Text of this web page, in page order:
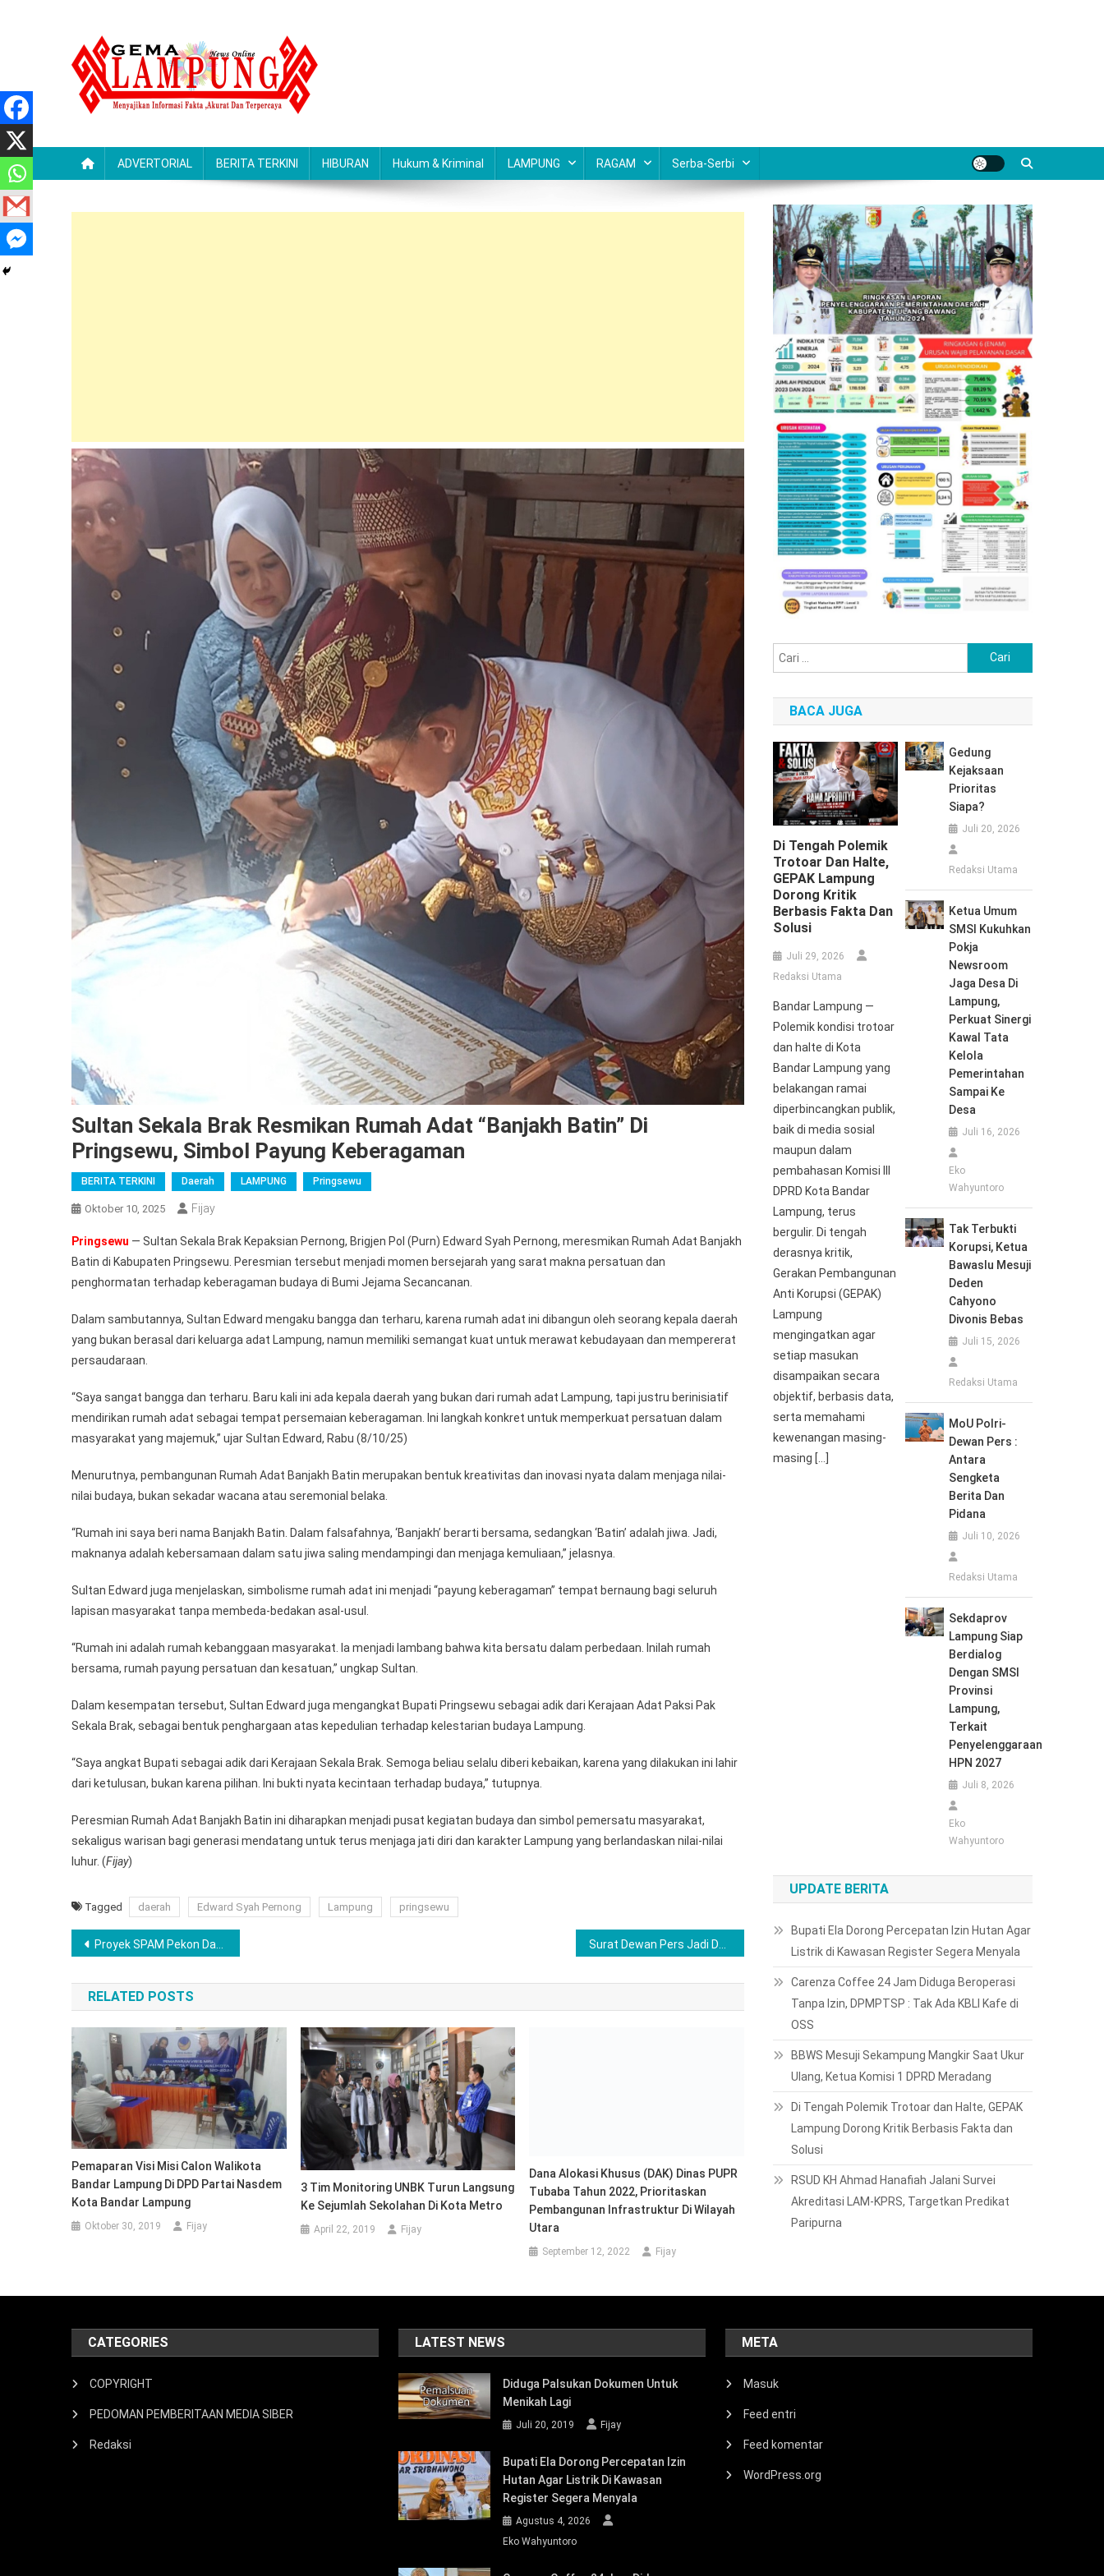
ADVERTORIAL BERITA TERKINI HIBURAN Hukum & Kriminal LAMPUNG RAGAM Serba-Serbi
Sultan Sekala Brak Resmikan Rumah Adat “Banjakh Batin” Di
Pringsewu, Simbol Payung Keberagaman
BERITA TERKINI Daerah LAMPUNG Pringsewu
Oktober 10, 2025 Fijay
Pringsewu — Sultan Sekala Brak Kepaksian Pernong, Brigjen Pol (Purn) Edward Syah Pernong, meresmikan Rumah Adat Banjakh
Batin di Kabupaten Pringsewu. Peresmian tersebut menjadi momen bersejarah yang sarat makna persatuan dan
penghormatan terhadap keberagaman budaya di Bumi Jejama Secancanan.
Dalam sambutannya, Sultan Edward mengaku bangga dan terharu, karena rumah adat ini dibangun oleh seorang kepala daerah
yang bukan berasal dari keluarga adat Lampung, namun memiliki semangat kuat untuk merawat kebudayaan dan mempererat
persaudaraan.
“Saya sangat bangga dan terharu. Baru kali ini ada kepala daerah yang bukan dari rumah adat Lampung, tapi justru berinisiatif
mendirikan rumah adat sebagai tempat persemaian keberagaman. Ini langkah konkret untuk memperkuat persatuan dalam
masyarakat yang majemuk,” ujar Sultan Edward, Rabu (8/10/25)
Menurutnya, pembangunan Rumah Adat Banjakh Batin merupakan bentuk kreativitas dan inovasi nyata dalam menjaga nilai-
nilai budaya, bukan sekadar wacana atau seremonial belaka.
“Rumah ini saya beri nama Banjakh Batin. Dalam falsafahnya, ‘Banjakh’ berarti bersama, sedangkan ‘Batin’ adalah jiwa. Jadi,
maknanya adalah kebersamaan dalam satu jiwa saling mendampingi dan menjaga kemuliaan,” jelasnya.
Sultan Edward juga menjelaskan, simbolisme rumah adat ini menjadi “payung keberagaman” tempat bernaung bagi seluruh
lapisan masyarakat tanpa membeda-bedakan asal-usul.
“Rumah ini adalah rumah kebanggaan masyarakat. Ia menjadi lambang bahwa kita bersatu dalam perbedaan. Inilah rumah
bersama, rumah payung persatuan dan kesatuan,” ungkap Sultan.
Dalam kesempatan tersebut, Sultan Edward juga mengangkat Bupati Pringsewu sebagai adik dari Kerajaan Adat Paksi Pak
Sekala Brak, sebagai bentuk penghargaan atas kepedulian terhadap kelestarian budaya Lampung.
“Saya angkat Bupati sebagai adik dari Kerajaan Sekala Brak. Semoga beliau selalu diberi kebaikan, karena yang dilakukan ini lahir
dari ketulusan, bukan karena pilihan. Ini bukti nyata kecintaan terhadap budaya,” tutupnya.
Peresmian Rumah Adat Banjakh Batin ini diharapkan menjadi pusat kegiatan budaya dan simbol pemersatu masyarakat,
sekaligus warisan bagi generasi mendatang untuk terus menjaga jati diri dan karakter Lampung yang berlandaskan nilai-nilai
luhur. (Fijay)
Tagged daerah Edward Syah Pernong Lampung pringsewu
Navigasi
pos
Proyek SPAM Pekon Datar Lebuay Disorot: Tak Transparan, Tak Libatkan Warga, dan Diduga Rugikan Negara
RELATED POSTS
Pemaparan Visi Misi Calon Walikota
Bandar Lampung Di DPD Partai Nasdem
Kota Bandar Lampung
Oktober 30, 2019 Fijay
3 Tim Monitoring UNBK Turun Langsung
Ke Sejumlah Sekolahan Di Kota Metro
April 22, 2019 Fijay
untuk:
BACA JUGA
Di Tengah Polemik
Trotoar Dan Halte,
GEPAK Lampung
Dorong Kritik
Berbasis Fakta Dan
Solusi
Juli 29, 2026
Redaksi Utama
Bandar Lampung —
Polemik kondisi trotoar
dan halte di Kota
Bandar Lampung yang
belakangan ramai
diperbincangkan publik,
baik di media sosial
maupun dalam
pembahasan Komisi III
DPRD Kota Bandar
Lampung, terus
bergulir. Di tengah
derasnya kritik,
Gerakan Pembangunan
Anti Korupsi (GEPAK)
Lampung
mengingatkan agar
setiap masukan
disampaikan secara
objektif, berbasis data,
serta memahami
kewenangan masing-
masing […]
Gedung
Kejaksaan
Prioritas
Siapa?
Juli 20, 2026
Redaksi Utama
Ketua Umum
SMSI Kukuhkan
Pokja
Newsroom
Jaga Desa Di
Lampung,
Perkuat Sinergi
Kawal Tata
Kelola
Pemerintahan
Sampai Ke
Desa
Juli 16, 2026
Eko
Wahyuntoro
Tak Terbukti
Korupsi, Ketua
Bawaslu Mesuji
Deden
Cahyono
Divonis Bebas
Juli 15, 2026
Redaksi Utama
MoU Polri-
Dewan Pers :
Antara
Sengketa
Berita Dan
Pidana
Juli 10, 2026
Redaksi Utama
Sekdaprov
Lampung Siap
Berdialog
Dengan SMSI
Provinsi
Lampung,
Terkait
Penyelenggaraan
HPN 2027
Juli 8, 2026
Eko
Wahyuntoro
UPDATE BERITA
Bupati Ela Dorong Percepatan Izin Hutan Agar
Listrik di Kawasan Register Segera Menyala
Carenza Coffee 24 Jam Diduga Beroperasi
Tanpa Izin, DPMPTSP : Tak Ada KBLI Kafe di
OSS
BBWS Mesuji Sekampung Mangkir Saat Ukur
Ulang, Ketua Komisi 1 DPRD Meradang
Di Tengah Polemik Trotoar dan Halte, GEPAK
Lampung Dorong Kritik Berbasis Fakta dan
Solusi
RSUD KH Ahmad Hanafiah Jalani Survei
Akreditasi LAM-KPRS, Targetkan Predikat
Paripurna
CATEGORIES
COPYRIGHT
PEDOMAN PEMBERITAAN MEDIA SIBER
Redaksi
LATEST NEWS
Diduga Palsukan Dokumen Untuk
Menikah Lagi
Juli 20, 2019 Fijay
Bupati Ela Dorong Percepatan Izin
Hutan Agar Listrik Di Kawasan
Register Segera Menyala
Agustus 4, 2026
Eko Wahyuntoro
META
Masuk
Feed entri
Feed komentar
WordPress.org